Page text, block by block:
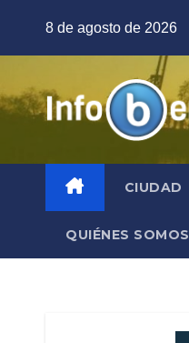
8 de agosto de 2026
CIUDAD
QUIÉNES SOMOS